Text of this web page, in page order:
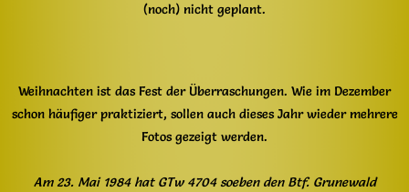
(noch) nicht geplant.
Weihnachten ist das Fest der Überraschungen. Wie im Dezember
schon häufiger praktiziert, sollen auch dieses Jahr wieder mehrere
Fotos gezeigt werden.
Am 23. Mai 1984 hat GTw 4704 soeben den Btf. Grunewald